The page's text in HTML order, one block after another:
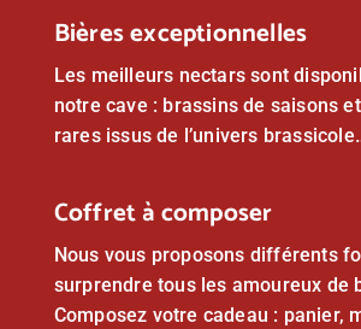
Bières exceptionnelles
Les meilleurs nectars sont
notre cave : brassins de saisons
rares issus de l’univers
Coffret à composer
Nous vous proposons différents
surprendre tous les amoureux de
Composez votre cadeau : panier,